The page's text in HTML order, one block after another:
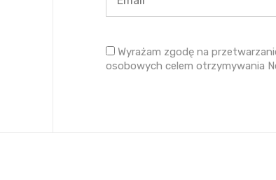
Wyrażam zgodę na
osobowych celem otrzymywania